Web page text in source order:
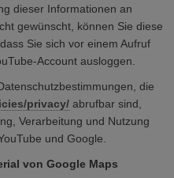
dieser Informationen an
gewünscht, können Sie diese
Sie sich vor einem Aufruf
Account ausloggen.
die
privacy/ abrufbar sind,
Verarbeitung und Nutzung
und Google.
von Google Maps